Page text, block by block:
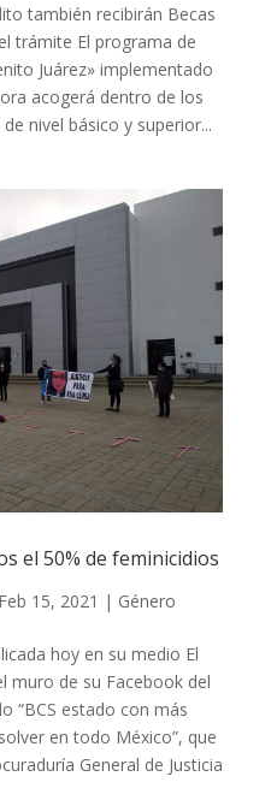
también recibirán Becas
trámite El programa de
Juárez» implementado
acogerá dentro de los
nivel básico y superior...
el 50% de feminicidios
Feb 15, 2021 | Género
hoy en su medio El
muro de su Facebook del
“BCS estado con más
en todo México”, que
General de Justicia